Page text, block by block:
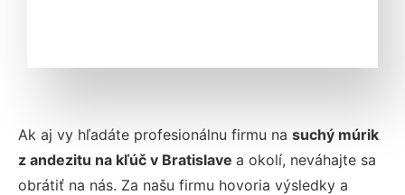
Ak aj vy hľadáte profesionálnu firmu na suchý múrik
z andezitu na kľúč v Bratislave a okolí, neváhajte sa
obrátiť na nás. Za našu firmu hovoria výsledky a